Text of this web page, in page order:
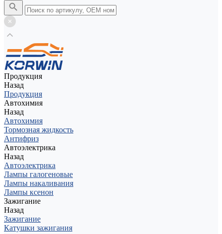
Продукция
Назад
Продукция
Автохимия
Назад
Автохимия
Тормозная жидкость
Антифриз
Автоэлектрика
Назад
Автоэлектрика
Лампы галогеновые
Лампы накаливания
Лампы ксенон
Зажигание
Назад
Зажигание
Катушки зажигания